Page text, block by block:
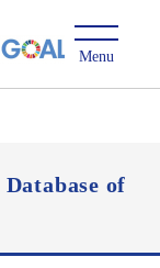
Database of